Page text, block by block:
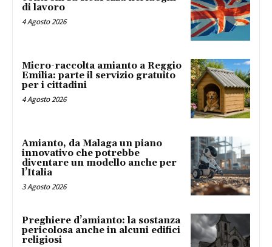
di lavoro
4 Agosto 2026
Micro-raccolta amianto a Reggio
Emilia: parte il servizio gratuito
per i cittadini
4 Agosto 2026
Amianto, da Malaga un piano
innovativo che potrebbe
diventare un modello anche per
l’Italia
3 Agosto 2026
Preghiere d’amianto: la sostanza
pericolosa anche in alcuni edifici
religiosi